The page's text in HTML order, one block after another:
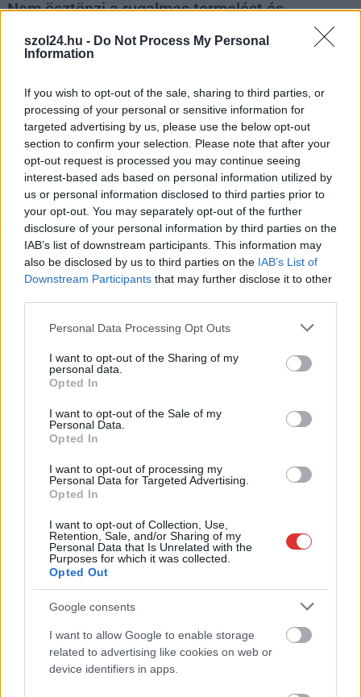
szol24.hu - Do Not Process My Personal
Information
If you wish to opt-out of the sale, sharing to third parties, or
processing of your personal or sensitive information for
targeted advertising by us, please use the below opt-out
section to confirm your selection. Please note that after your
opt-out request is processed you may continue seeing
interest-based ads based on personal information utilized by
us or personal information disclosed to third parties prior to
your opt-out. You may separately opt-out of the further
disclosure of your personal information by third parties on the
IAB’s list of downstream participants. This information may
also be disclosed by us to third parties on the IAB’s List of
Downstream Participants that may further disclose it to other
Please note that this website/app uses one or more Google
not limited to your visit or usage behaviour. You may click to
grant or deny consent to Google and its third-party tags to
use your data for below specified purposes in below Google
consent section.
Personal Data Processing Opt Outs
I want to opt-out of the Sharing of my
personal data.
Opted In
I want to opt-out of the Sale of my
Personal Data.
Opted In
I want to opt-out of processing my
Personal Data for Targeted Advertising.
Opted In
I want to opt-out of Collection, Use,
Retention, Sale, and/or Sharing of my
Personal Data that Is Unrelated with the
Purposes for which it was collected.
Opted Out
Google consents
I want to allow Google to enable storage
related to advertising like cookies on web or
device identifiers in apps.
Nem ösztönzi a rugalmas termelést és
megtérülését a bruttó elszámolás
2024 elején
kivezetésre kerül a
háztartási méretű
kiserőművek (HMKE)
szaldóelszámolási
rendszere, és felváltja
az ún. bruttó
elszámolás. Az átállás
remek lehetőséget kínált (volna) arra, hogy egy korszerű
elszámolási rendszer kerüljön bevezetésre idehaza, amely
válaszadást.
TOVÁBB OLVASOM
Ettől semmi nem lesz zöldebb
2023.12.20. szol24.hu
jelentette be a
Momentum egyik EP
képviselője, Donáth
indít. Fel is kaptam a
fejem, és még inkább akkor, amikor olvastam, hogy egy
Európai Környezetvédelmi Hatóság létrehozását